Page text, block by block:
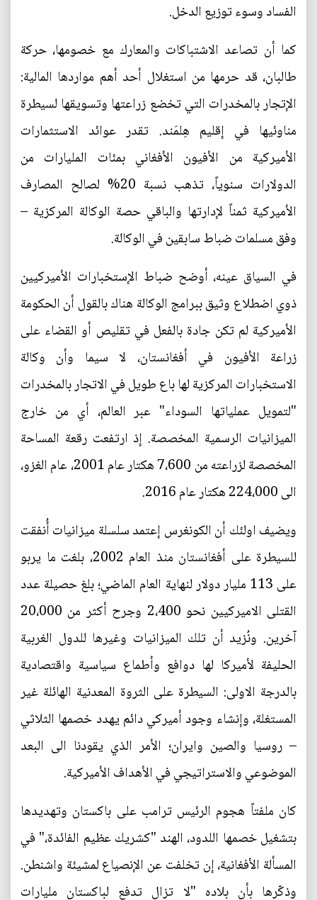
الفساد وسوء توزيع الدخل.
كما أن تصاعد الاشتباكات والمعارك مع خصومها، حركة
طالبان، قد حرمها من استغلال أحد أهم مواردها المالية:
الإتجار بالمخدرات التي تخضع زراعتها وتسويقها لسيطرة
مناوئيها في إقليم هِلمَند. تقدر عوائد الاستثمارات
الأميركية من الأفيون الأفغاني بمئات المليارات من
الدولارات سنوياً، تذهب نسبة 20% لصالح المصارف
الأميركية ثمناً لإدارتها والباقي حصة الوكالة المركزية –
وفق مسلمات ضباط سابقين في الوكالة.
في السياق عينه، أوضح ضباط الإستخبارات الأميركيين
ذوي اضطلاع وثيق ببرامج الوكالة هناك بالقول أن الحكومة
الأميركية لم تكن جادة بالفعل في تقليص أو القضاء على
زراعة الأفيون في أفغانستان، لا سيما وأن وكالة
الاستخبارات المركزية لها باع طويل في الاتجار بالمخدرات
"لتمويل عملياتها السوداء" عبر العالم، أي من خارج
الميزانيات الرسمية المخصصة. إذ ارتفعت رقعة المساحة
المخصصة لزراعته من 7،600 هكتار عام 2001، عام الغزو،
الى 224،000 هكتار عام 2016.
ويضيف اولئك أن الكونغرس إعتمد سلسلة ميزانيات أُنفقت
للسيطرة على أفغانستان منذ العام 2002، بلغت ما يربو
على 113 مليار دولار لنهاية العام الماضي؛ بلغ حصيلة عدد
القتلى الاميركيين نحو 2،400 وجرح أكثر من 20،000
آخرين. ونُزيد أن تلك الميزانيات وغيرها للدول الغربية
الحليفة لأميركا لها دوافع وأطماع سياسية واقتصادية
بالدرجة الاولى: السيطرة على الثروة المعدنية الهائلة غير
المستغلة، وإنشاء وجود أميركي دائم يهدد خصمها الثلاثي
– روسيا والصين وايران؛ الأمر الذي يقودنا الى البعد
الموضوعي والاستراتيجي في الأهداف الأميركية.
كان ملفتاً هجوم الرئيس ترامب على باكستان وتهديدها
بتشغيل خصمها اللدود، الهند "كشريك عظيم الفائدة،" في
المسألة الأفغانية، إن تخلفت عن الإنصياع لمشيئة واشنطن.
وذكّرها بأن بلاده "لا تزال تدفع لباكستان مليارات